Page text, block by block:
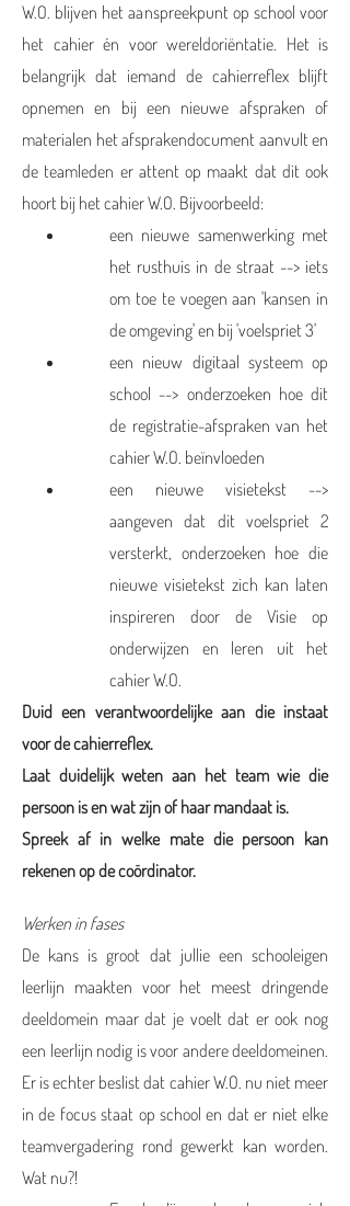
W.O. blijven het aanspreekpunt op school voor
het cahier én voor wereldoriëntatie. Het is
belangrijk dat iemand de cahierreflex blijft
opnemen en bij een nieuwe afspraken of
materialen het afsprakendocument aanvult en
de teamleden er attent op maakt dat dit ook
hoort bij het cahier W.O. Bijvoorbeeld:
een nieuwe samenwerking met
het rusthuis in de straat --> iets
om toe te voegen aan 'kansen in
de omgeving' en bij 'voelspriet 3'
een nieuw digitaal systeem op
school --> onderzoeken hoe dit
de registratie-afspraken van het
cahier W.O. beïnvloeden
een nieuwe visietekst -->
aangeven dat dit voelspriet 2
versterkt, onderzoeken hoe die
nieuwe visietekst zich kan laten
inspireren door de Visie op
onderwijzen en leren uit het
cahier W.O.
Duid een verantwoordelijke aan die instaat
voor de cahierreflex.
Laat duidelijk weten aan het team wie die
persoon is en wat zijn of haar mandaat is.
Spreek af in welke mate die persoon kan
rekenen op de coördinator.
Werken in fases
De kans is groot dat jullie een schooleigen
leerlijn maakten voor het meest dringende
deeldomein maar dat je voelt dat er ook nog
een leerlijn nodig is voor andere deeldomeinen.
Er is echter beslist dat cahier W.O. nu niet meer
in de focus staat op school en dat er niet elke
teamvergadering rond gewerkt kan worden.
Wat nu?!